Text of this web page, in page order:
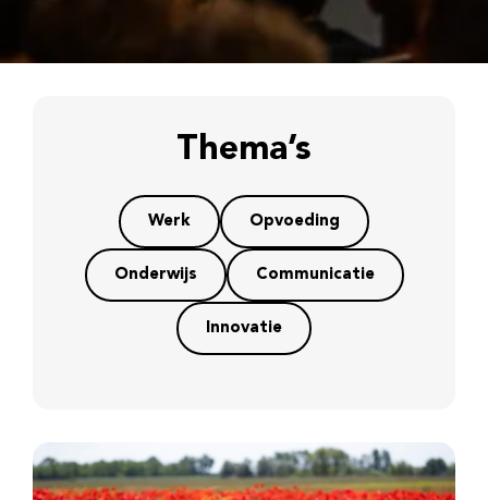
Thema’s
Werk Opvoeding
Onderwijs Communicatie
Innovatie